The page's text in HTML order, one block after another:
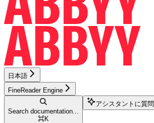
日本語
FineReader Engine
Search documentation...
⌘K
アシスタントに質問